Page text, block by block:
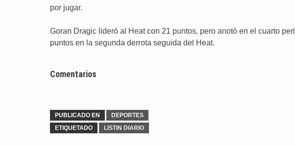
por jugar.
Goran Dragic lideró al Heat con 21 puntos, pero anotó en el cuarto
puntos en la segunda derrota seguida del Heat.
Comentarios
PUBLICADO EN
DEPORTES
ETIQUETADO
LISTIN DIARIO